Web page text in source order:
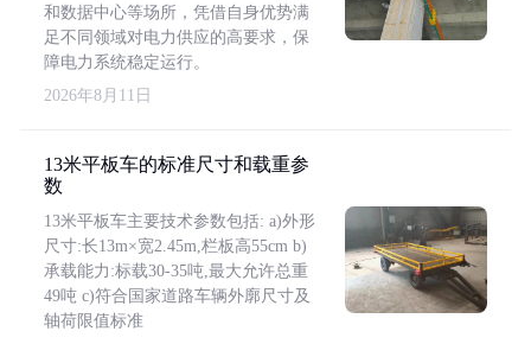
和数据中心等场所，凭借自身优势满
足不同领域对电力供应的高要求，保
障电力系统稳定运行。
2026年8月11日
13米平板车的标准尺寸和载重参
数
13米平板车主要技术参数包括: a)外形
尺寸:长13m×宽2.45m,栏板高55cm b)
承载能力:标载30-35吨,最大允许总重
49吨 c)符合国家道路车辆外廓尺寸及
轴荷限值标准